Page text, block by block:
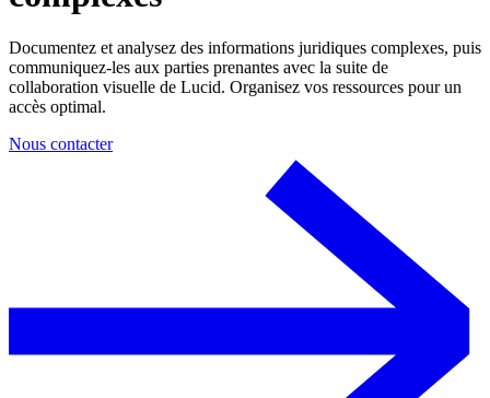
Documentez et analysez des informations juridiques complexes, puis
communiquez-les aux parties prenantes avec la suite de
collaboration visuelle de Lucid. Organisez vos ressources pour un
accès optimal.
Nous contacter